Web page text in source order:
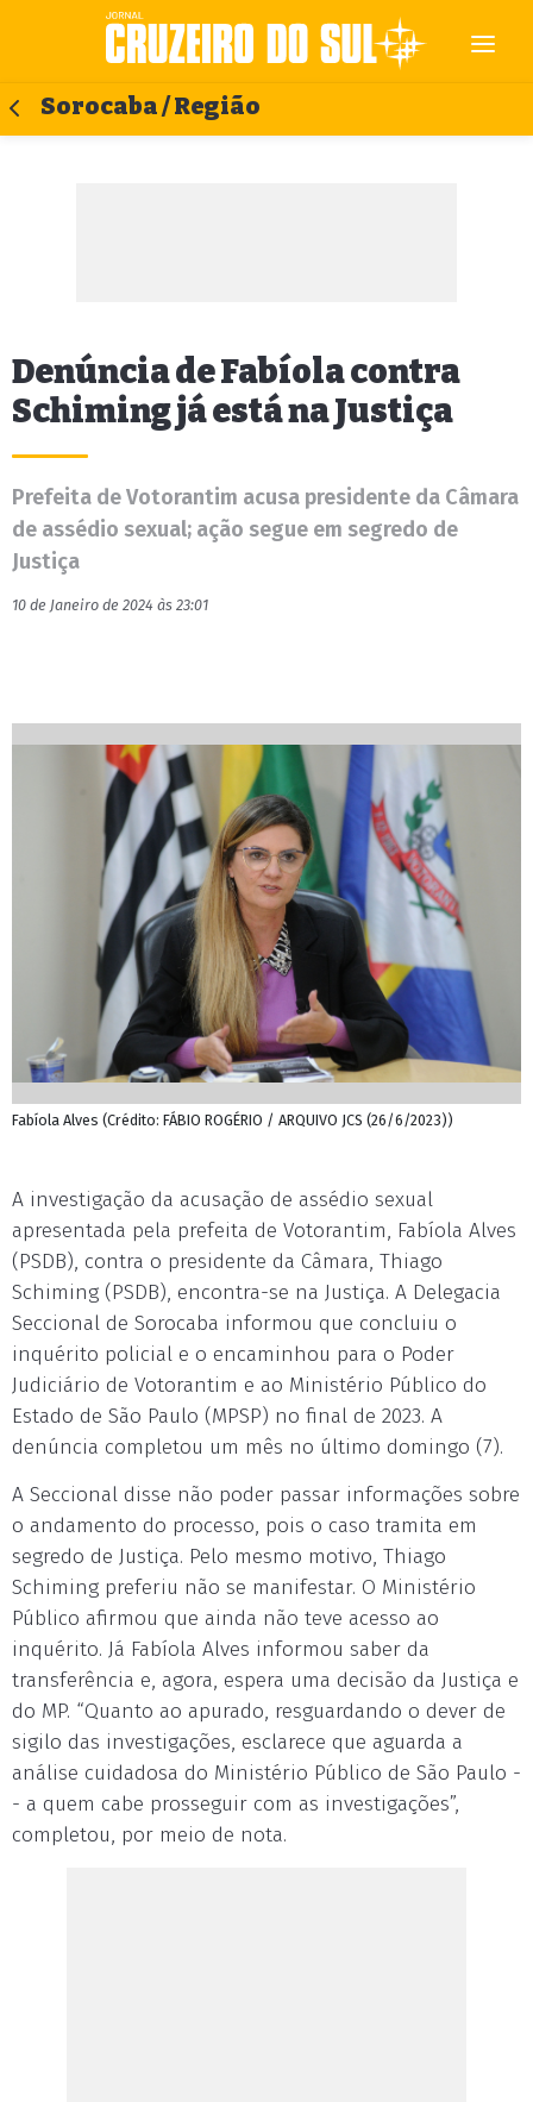
Sorocaba / Região
Denúncia de Fabíola contra
Schiming já está na Justiça
Prefeita de Votorantim acusa presidente da Câmara
de assédio sexual; ação segue em segredo de
Justiça
10 de Janeiro de 2024 às 23:01
Fabíola Alves (Crédito: FÁBIO ROGÉRIO / ARQUIVO JCS (26/6/2023))
A investigação da acusação de assédio sexual
apresentada pela prefeita de Votorantim, Fabíola Alves
(PSDB), contra o presidente da Câmara, Thiago
Schiming (PSDB), encontra-se na Justiça. A Delegacia
Seccional de Sorocaba informou que concluiu o
inquérito policial e o encaminhou para o Poder
Judiciário de Votorantim e ao Ministério Público do
Estado de São Paulo (MPSP) no final de 2023. A
denúncia completou um mês no último domingo (7).
A Seccional disse não poder passar informações sobre
o andamento do processo, pois o caso tramita em
segredo de Justiça. Pelo mesmo motivo, Thiago
Schiming preferiu não se manifestar. O Ministério
Público afirmou que ainda não teve acesso ao
inquérito. Já Fabíola Alves informou saber da
transferência e, agora, espera uma decisão da Justiça e
do MP. “Quanto ao apurado, resguardando o dever de
sigilo das investigações, esclarece que aguarda a
análise cuidadosa do Ministério Público de São Paulo -
- a quem cabe prosseguir com as investigações”,
completou, por meio de nota.